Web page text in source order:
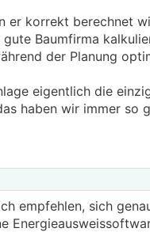
er korrekt berechnet
Baumfirma
der Planung
eigentlich die
haben wir immer so
empfehlen, sich